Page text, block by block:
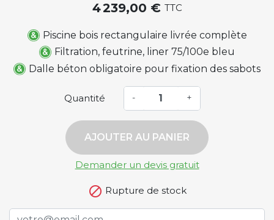
4 239,00 € TTC
Piscine bois rectangulaire livrée complète
Filtration, feutrine, liner 75/100e bleu
Dalle béton obligatoire pour fixation des sabots
Quantité - +
AJOUTER AU PANIER
Demander un devis gratuit
 Rupture de stock